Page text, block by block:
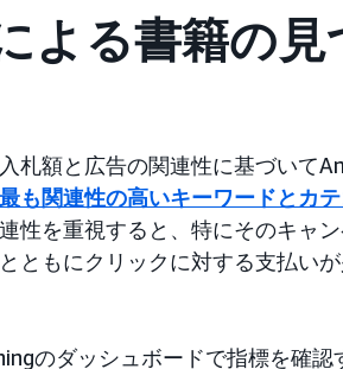
よる書籍の見
札額と広告の関連性に基づいて
最も関連性の高いキーワードとカ
性を重視すると、特にそのキャ
ともにクリックに対する支払い
のダッシュボードで指標を確認